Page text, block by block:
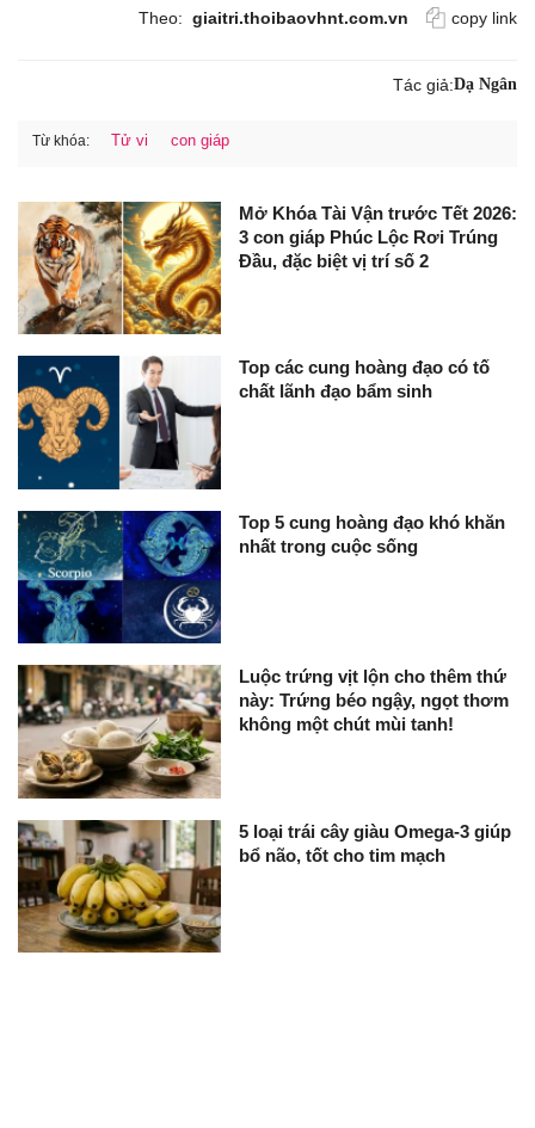
Theo: giaitri.thoibaovhnt.com.vn copy link
Tác giả:Dạ Ngân
Từ khóa: Tử vi con giáp
Mở Khóa Tài Vận trước Tết 2026:
3 con giáp Phúc Lộc Rơi Trúng
Đầu, đặc biệt vị trí số 2
Top các cung hoàng đạo có tố
chất lãnh đạo bẩm sinh
Top 5 cung hoàng đạo khó khăn
nhất trong cuộc sống
Luộc trứng vịt lộn cho thêm thứ
này: Trứng béo ngậy, ngọt thơm
không một chút mùi tanh!
5 loại trái cây giàu Omega-3 giúp
bổ não, tốt cho tim mạch